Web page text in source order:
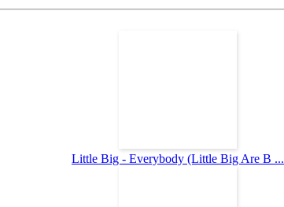
Little Big - Everybody (Little Big Are B ...